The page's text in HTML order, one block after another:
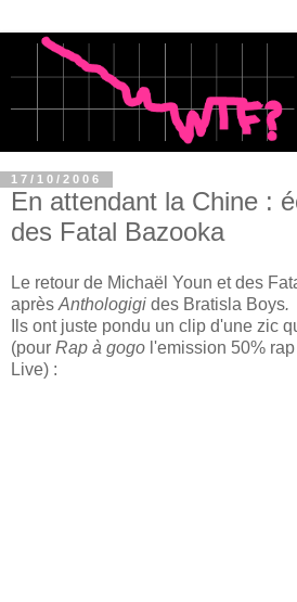
17/10/2006
En attendant la Chine :
des Fatal Bazooka
Le retour de Michaël Youn et des
après Anthologigi des Bratisla Boys.
Ils ont juste pondu un clip d'une zic
(pour Rap à gogo l'emission 50%
Live) :